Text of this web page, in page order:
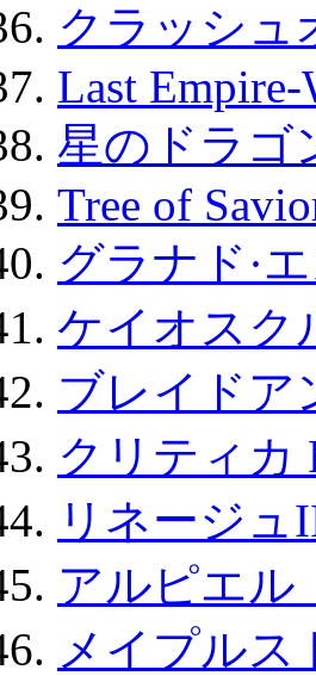
クラッシュ
Last
星のドラゴ
Tree of
グラナド·
ケイオスク
ブレイドア
クリティカ
リネージ
アルピエル
メイプルス